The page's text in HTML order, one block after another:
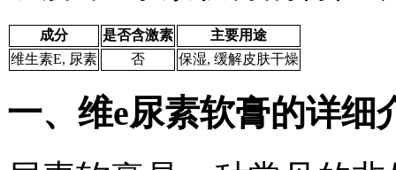
成分 是否含激素
主要用途
维生素E, 尿素
否 保湿, 缓解皮肤干燥
一、维e尿素软膏的详细